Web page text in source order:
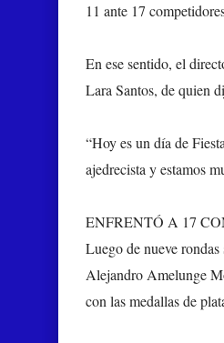
11 ante 17
En ese sentido, el
Lara Santos, de quien
“Hoy es un día de
ajedrecista y estamos
ENFRENTÓ A 17
Luego de nueve
Alejandro Amelunge
con las medallas de